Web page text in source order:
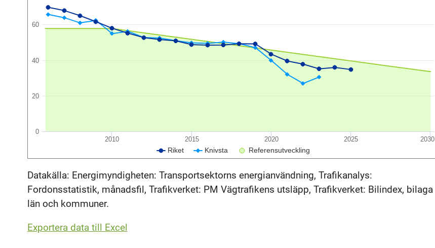
Riket Knivsta Referensutveckling
2010 2015 2020 2025 2030
0
20
40
60
Datakälla: Energimyndigheten: Transportsektorns energianvändning, Trafikanalys:
Fordonsstatistik, månadsfil, Trafikverket: PM Vägtrafikens utsläpp, Trafikverket: Bilindex, bilaga
län och kommuner.
Exportera data till Excel